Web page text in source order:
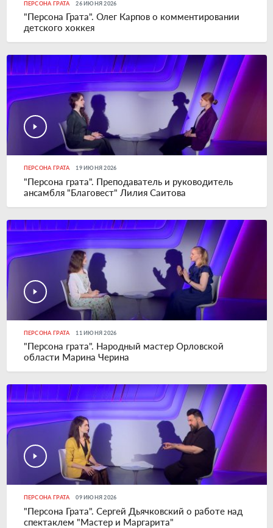
ПЕРСОНА ГРАТА 26 ИЮНЯ 2026
"Персона Грата". Олег Карпов о комментировании
детского хоккея
ПЕРСОНА ГРАТА 19 ИЮНЯ 2026
"Персона грата". Преподаватель и руководитель
ансамбля "Благовест" Лилия Саитова
ПЕРСОНА ГРАТА 11 ИЮНЯ 2026
"Персона грата". Народный мастер Орловской
области Марина Черина
ПЕРСОНА ГРАТА 09 ИЮНЯ 2026
"Персона Грата". Сергей Дьячковский о работе над
спектаклем "Мастер и Маргарита"